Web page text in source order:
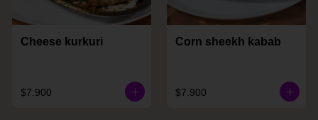
Cheese kurkuri
$7.900
Corn sheekh kabab
$7.900